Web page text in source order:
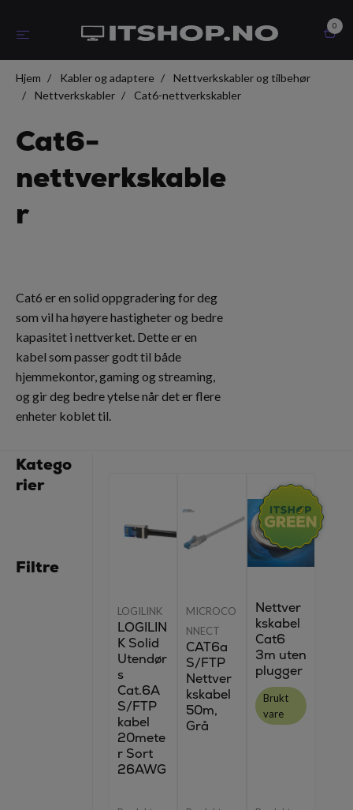
0
Hjem Kabler og adaptere
Nettverkskabler og tilbehør
Nettverkskabler
Cat6-nettverkskabler
Cat6-
nettverkskable
r
Cat6 er en solid oppgradering for deg
som vil ha høyere hastigheter og bedre
kapasitet i nettverket. Dette er en
kabel som passer godt til både
hjemmekontor, gaming og streaming,
og gir deg bedre ytelse når det er flere
enheter koblet til.
Katego
rier
Filtre
LOGILINK
LOGILIN
K Solid
Utendør
s
Cat.6A
S/FTP
kabel
20mete
r Sort
26AWG
MICROCO
NNECT
CAT6a
S/FTP
Nettver
kskabel
50m,
Grå
Nettver
kskabel
Cat6
3m uten
plugger
Brukt
vare